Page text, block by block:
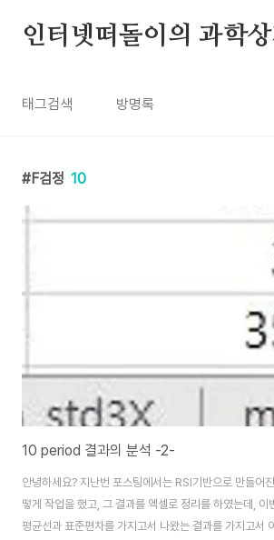
인터넷떠돌이의 과학
태그검색 방명록
F검정 10
10 period 결과의 분석 -2-
안녕하세요? 지난번 포스팅에서는 RSI기반으로 만들어
떻게 작업을 했고, 그 결과를 엑셀로 정리를 하였는데, 이
평균선과 표준편차를 가지고서 나왔는 결과를 가지고서